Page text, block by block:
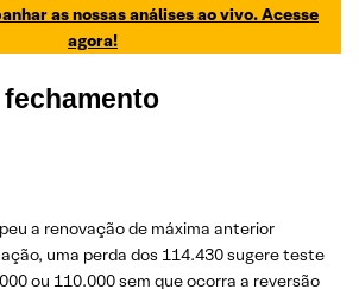
as nossas análises ao vivo. Acesse
agora!
a renovação de máxima anterior
uma perda dos 114.430 sugere teste
ou 110.000 sem que ocorra a reversão